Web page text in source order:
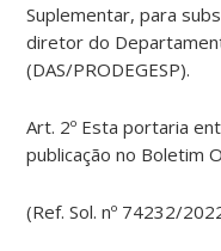
Suplementar, para
diretor do
(DAS/PRODEGESP).
Art. 2º Esta portaria
publicação no Boletim
(Ref. Sol. nº 74232/